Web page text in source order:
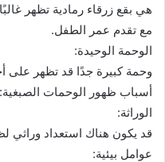
ا
هي بقع زرقاء رمادية تظهر
مع تقدم عمر الطفل.
الوحمة الوحيدة:
وحمة كبيرة جدًا قد تظهر على
أسباب ظهور الوحمات الصبغية:
الوراثة:
قد يكون هناك استعداد وراثي
عوامل بيئية: